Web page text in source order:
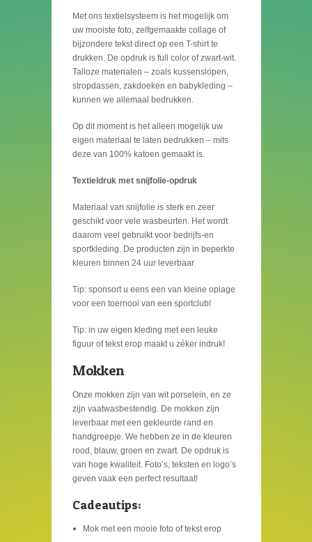
Met ons textielsysteem is het mogelijk om
uw mooiste foto, zelfgemaakte collage of
bijzondere tekst direct op een T-shirt te
drukken. De opdruk is full color of zwart-wit.
Talloze materialen – zoals kussenslopen,
stropdassen, zakdoeken en babykleding –
kunnen we allemaal bedrukken.
Op dit moment is het alleen mogelijk uw
eigen materiaal te laten bedrukken – mits
deze van 100% katoen gemaakt is.
Textieldruk met snijfolie-opdruk
Materiaal van snijfolie is sterk en zeer
geschikt voor vele wasbeurten. Het wordt
daarom veel gebruikt voor bedrijfs-en
sportkleding. De producten zijn in beperkte
kleuren binnen 24 uur leverbaar.
Tip: sponsort u eens een van kleine oplage
voor een toernooi van een sportclub!
Tip: in uw eigen kleding met een leuke
figuur of tekst erop maakt u zéker indruk!
Mokken
Onze mokken zijn van wit porselein, en ze
zijn vaatwasbestendig. De mokken zijn
leverbaar met een gekleurde rand en
handgreepje. We hebben ze in de kleuren
rood, blauw, groen en zwart. De opdruk is
van hoge kwaliteit. Foto’s, teksten en logo’s
geven vaak een perfect resultaat!
Cadeautips:
Mok met een mooie foto of tekst erop